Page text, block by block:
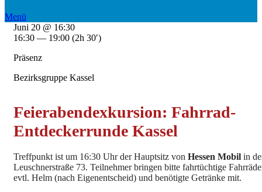
Menü
Feierabendexkursion: Fahrrad-
Entdeckerrunde Kassel
Treffpunkt ist um 16:30 Uhr der Hauptsitz von Hessen Mobil in
Leuschnerstraße 73. Teilnehmer bringen bitte fahrtüchtige
evtl. Helm (nach Eigenentscheid) und benötigte Getränke mit.
Juni 20 @ 16:30
16:30 — 19:00 (2h 30′)
Präsenz
Bezirksgruppe Kassel